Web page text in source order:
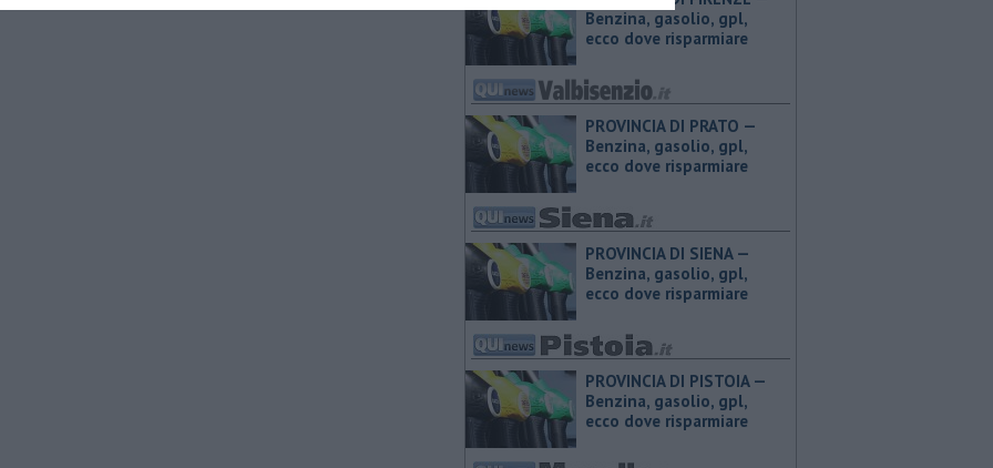
Benzina, gasolio, gpl,
ecco dove risparmiare
PROVINCIA DI PRATO — ​
Benzina, gasolio, gpl,
ecco dove risparmiare
PROVINCIA DI SIENA — ​
Benzina, gasolio, gpl,
ecco dove risparmiare
PROVINCIA DI PISTOIA — ​
Benzina, gasolio, gpl,
ecco dove risparmiare